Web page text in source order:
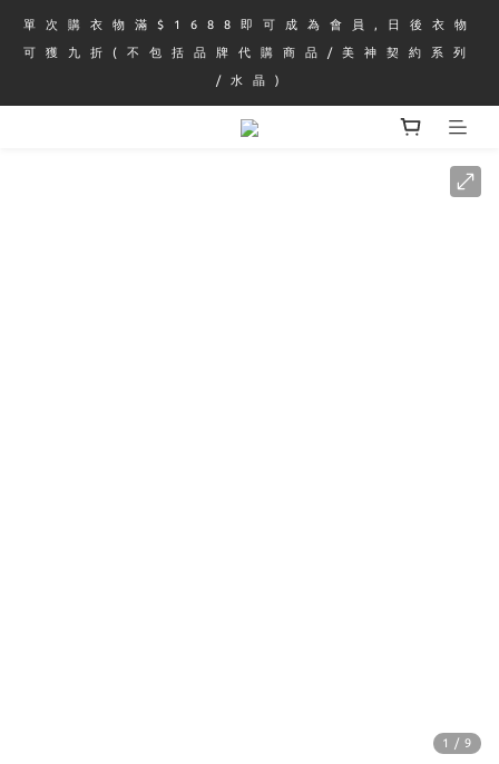
單 次 購 衣 物 滿 $ 1 6 8 8 即 可 成 為 會 員 , 日 後 衣 物
可 獲 九 折 ( 不 包 括 品 牌 代 購 商 品 / 美 神 契 約 系 列
/ 水 晶 )
1 / 9